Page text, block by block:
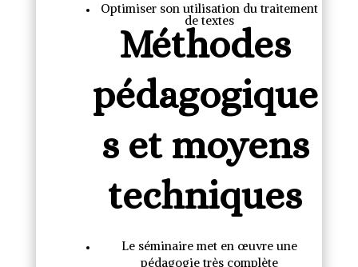
Optimiser son utilisation du traitement
de textes
Méthodes
pédagogique
s et moyens
techniques
Le séminaire met en œuvre une
pédagogie très complète